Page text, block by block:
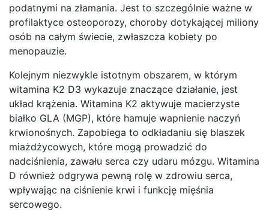
podatnymi na złamania. Jest to szczególnie ważne w
profilaktyce osteoporozy, choroby dotykającej miliony
osób na całym świecie, zwłaszcza kobiety po
menopauzie.
Kolejnym niezwykle istotnym obszarem, w którym
witamina K2 D3 wykazuje znaczące działanie, jest
układ krążenia. Witamina K2 aktywuje macierzyste
białko GLA (MGP), które hamuje wapnienie naczyń
krwionośnych. Zapobiega to odkładaniu się blaszek
miażdżycowych, które mogą prowadzić do
nadciśnienia, zawału serca czy udaru mózgu. Witamina
D również odgrywa pewną rolę w zdrowiu serca,
wpływając na ciśnienie krwi i funkcję mięśnia
sercowego.